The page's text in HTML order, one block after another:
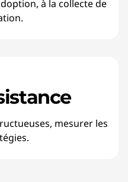
à la collecte de
mesurer les